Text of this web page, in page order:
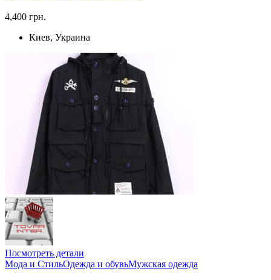
4,400 грн.
Киев, Украина
Посмотреть детали
Мода и СтильОдежда и обувьМужская одежда